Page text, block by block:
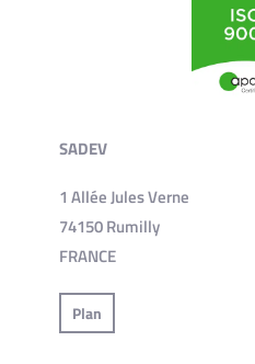
SADEV
1 Allée Jules Verne
74150 Rumilly
FRANCE
Plan